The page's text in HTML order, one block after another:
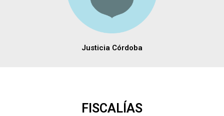
Justicia Córdoba
FISCALÍAS